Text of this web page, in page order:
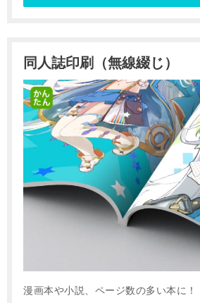
同人誌印刷（無線綴じ）
漫画本や小説、ページ数の多い本に！